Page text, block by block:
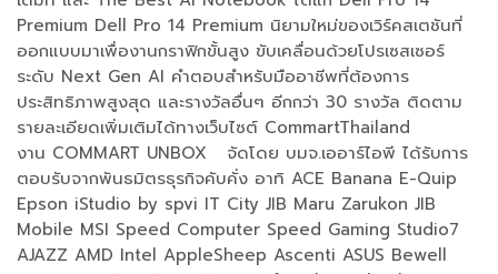
Premium Dell Pro 14 Premium นิยามใหม่ของเวิร์คสเตชันที่
ออกแบบมาเพื่องานกราฟิกขั้นสูง ขับเคลื่อนด้วยโปรเซสเซอร์
ระดับ Next Gen AI คำตอบสำหรับมืออาชีพที่ต้องการ
ประสิทธิภาพสูงสุด และรางวัลอื่นๆ อีกกว่า 30 รางวัล ติดตาม
รายละเอียดเพิ่มเติมได้ทางเว็บไซต์ CommartThailand
งาน COMMART UNBOX จัดโดย บมจ.เออาร์ไอพี ได้รับการ
ตอบรับจากพันธมิตรธุรกิจคับคั่ง อาทิ ACE Banana E-Quip
Epson iStudio by spvi IT City JIB Maru Zarukon JIB
Mobile MSI Speed Computer Speed Gaming Studio7
AJAZZ AMD Intel AppleSheep Ascenti ASUS Bewell